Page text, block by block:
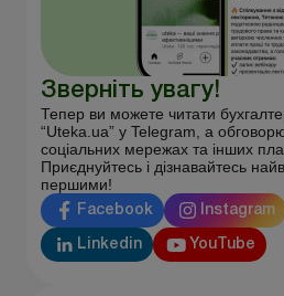
Зверніть увагу!
Тепер ви можете читати
“Uteka.ua” у Telegram, а
соціальних мережах та інших
Приєднуйтесь і дізнавайтесь
першими!
Facebook Instagram
Linkedin YouTube